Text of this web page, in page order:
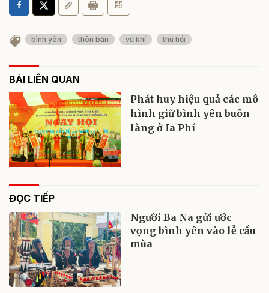
bình yên thôn bản vũ khí thu hồi
BÀI LIÊN QUAN
Phát huy hiệu quả các mô
hình giữ bình yên buôn
làng ở Ia Phí
ĐỌC TIẾP
Người Ba Na gửi ước
vọng bình yên vào lễ cầu
mùa